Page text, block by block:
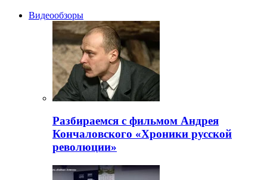
Видеообзоры
Разбираемся с фильмом Андрея
Кончаловского «Хроники русской
революции»